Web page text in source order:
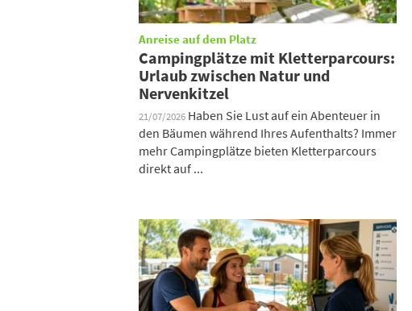
Anreise auf dem Platz
Campingplätze mit Kletterparcours:
Urlaub zwischen Natur und
Nervenkitzel
21/07/2026 Haben Sie Lust auf ein Abenteuer in
den Bäumen während Ihres Aufenthalts? Immer
mehr Campingplätze bieten Kletterparcours
direkt auf ...